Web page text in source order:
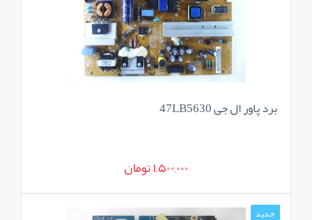
برد پاور ال جی 47LB5630
1,500,000 تومان
جدید